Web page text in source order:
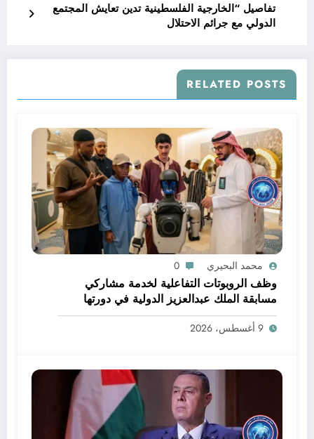
تفاصيل “الخارجية الفلسطينية تدين تعايش المجتمع
الدولي مع جرائم الاحتلال
RELATED POSTS
محمد البحيري 0
وظف الروبوتات التفاعلية لخدمة مشاركي
مسابقة الملك عبدالعزيز الدولية في دورتها
الـ46
9 أغسطس، 2026